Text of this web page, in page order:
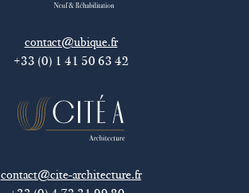
contact@ubique.fr
+33 (0) 1 41 50 63 42
contact@cite-architecture.fr